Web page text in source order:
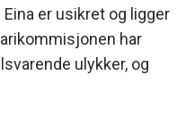
er usikret og ligger
har
ulykker, og